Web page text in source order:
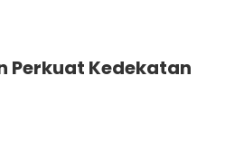
Perkuat Kedekatan